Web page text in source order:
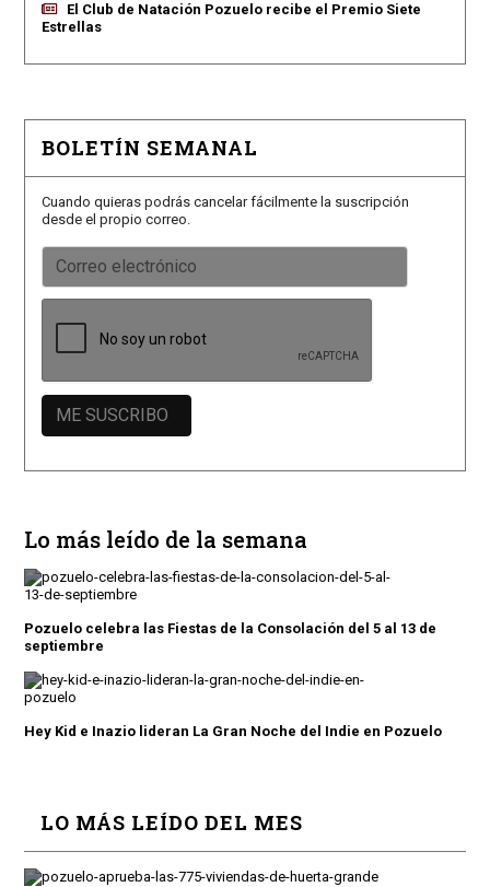
El Club de Natación Pozuelo recibe el Premio Siete
Estrellas
BOLETÍN SEMANAL
Cuando quieras podrás cancelar fácilmente la suscripción
desde el propio correo.
Lo más leído de la semana
Pozuelo celebra las Fiestas de la Consolación del 5 al 13 de
septiembre
Hey Kid e Inazio lideran La Gran Noche del Indie en Pozuelo
LO MÁS LEÍDO DEL MES